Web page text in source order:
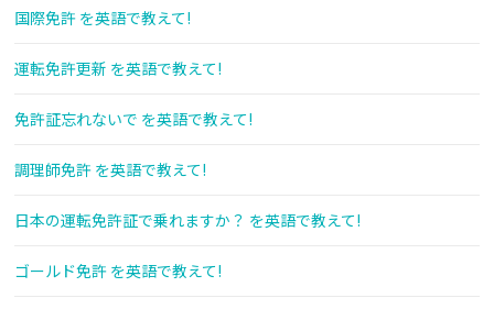
国際免許 を英語で教えて!
運転免許更新 を英語で教えて!
免許証忘れないで を英語で教えて!
調理師免許 を英語で教えて!
日本の運転免許証で乗れますか？ を英語で教えて!
ゴールド免許 を英語で教えて!